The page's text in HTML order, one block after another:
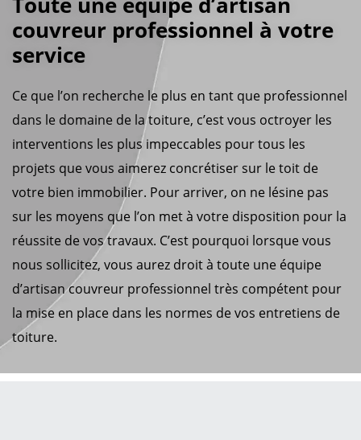
couvreur professionnel à votre
service
Ce que l’on recherche le plus en tant que professionnel
dans le domaine de la toiture, c’est vous octroyer les
interventions les plus impeccables pour tous les
projets que vous aimerez concrétiser sur le toit de
votre bien immobilier. Pour arriver, on ne lésine pas
sur les moyens que l’on met à votre disposition pour la
réussite de vos travaux. C’est pourquoi lorsque vous
nous sollicitez, vous aurez droit à toute une équipe
d’artisan couvreur professionnel très compétent pour
la mise en place dans les normes de vos entretiens de
toiture.